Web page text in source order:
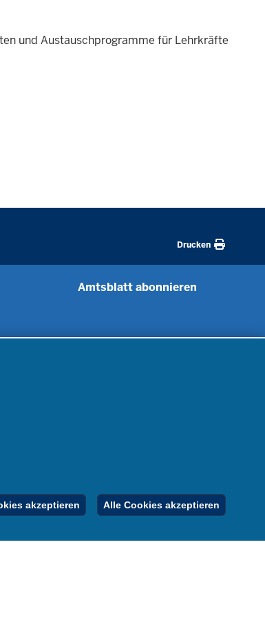
akzeptieren Alle Cookies akzeptieren
und Austauschprogramme für Lehrkräfte
Drucken
Amtsblatt abonnieren
Inhalt Impressum Datenschutz